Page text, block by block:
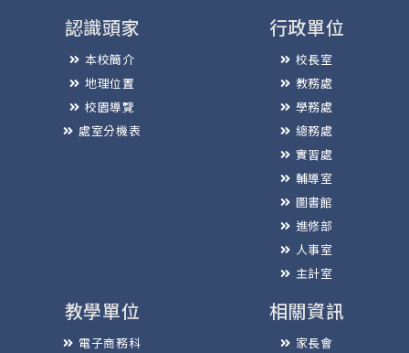
認識頭家
本校簡介
地理位置
校園導覽
處室分機表
行政單位
校長室
教務處
學務處
總務處
實習處
輔導室
圖書館
進修部
人事室
主計室
教學單位
電子商務科
相關資訊
家長會